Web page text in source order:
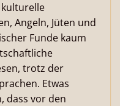
Angeln, Jüten und
Funde kaum
trotz der
Etwas
dass vor den